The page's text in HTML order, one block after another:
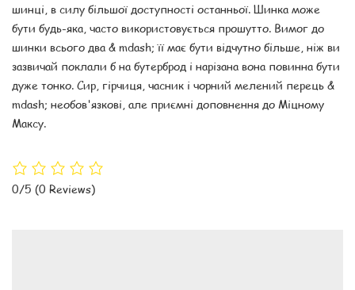
шинці, в силу більшої доступності останньої. Шинка може
бути будь-яка, часто використовується прошутто. Вимог до
шинки всього два & mdash; її має бути відчутно більше, ніж ви
зазвичай поклали б на бутерброд і нарізана вона повинна бути
дуже тонко. Сир, гірчиця, часник і чорний мелений перець &
mdash; необов'язкові, але приємні доповнення до Міцному
Максу.
0/5 (0 Reviews)